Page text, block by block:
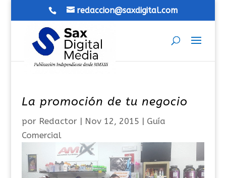
redaccion@saxdigital.com
La promoción de tu negocio
por Redactor| Nov 12, 2015 | Guía
Comercial